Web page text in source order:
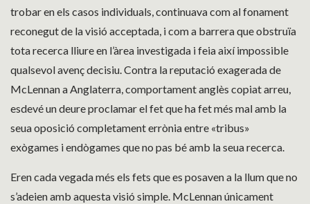
trobar en els casos individuals, continuava com al fonament
reconegut de la visió acceptada, i com a barrera que obstruïa
tota recerca lliure en l’àrea investigada i feia així impossible
qualsevol avenç decisiu. Contra la reputació exagerada de
McLennan a Anglaterra, comportament anglès copiat arreu,
esdevé un deure proclamar el fet que ha fet més mal amb la
seua oposició completament errònia entre «tribus»
exògames i endògames que no pas bé amb la seua recerca.
Eren cada vegada més els fets que es posaven a la llum que no
s’adeien amb aquesta visió simple. McLennan únicament